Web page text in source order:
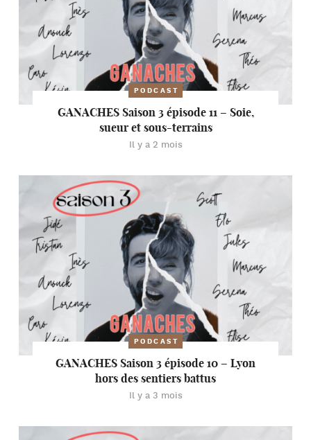
PODCAST
GANACHES Saison 3 épisode 11 – Soie,
sueur et sous-terrains
Il y a 2 mois
PODCAST
GANACHES Saison 3 épisode 10 – Lyon
hors des sentiers battus
Il y a 3 mois